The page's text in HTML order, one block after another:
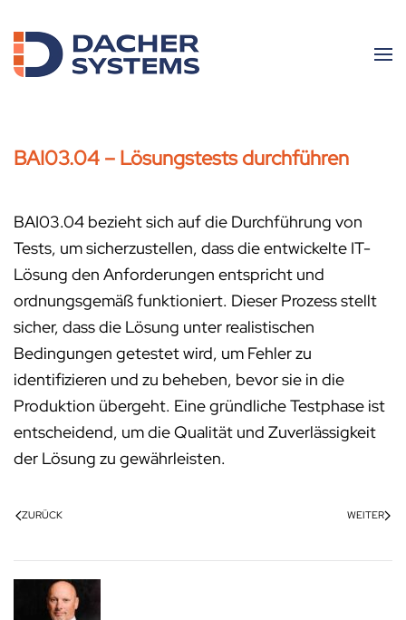
Skip to main content
BAI03.04 – Lösungstests durchführen
BAI03.04 bezieht sich auf die Durchführung von
Tests, um sicherzustellen, dass die entwickelte IT-
Lösung den Anforderungen entspricht und
ordnungsgemäß funktioniert. Dieser Prozess stellt
sicher, dass die Lösung unter realistischen
Bedingungen getestet wird, um Fehler zu
identifizieren und zu beheben, bevor sie in die
Produktion übergeht. Eine gründliche Testphase ist
entscheidend, um die Qualität und Zuverlässigkeit
der Lösung zu gewährleisten.
ZURÜCK WEITER